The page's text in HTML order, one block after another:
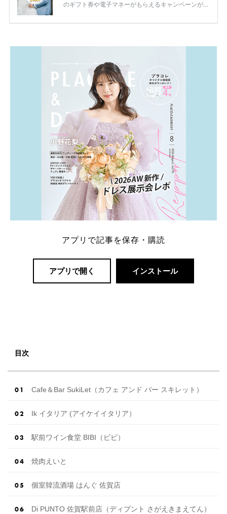
のギフト券や電子マネーがもらえるキャンペーンがあ
ため、比較せずに選ぶと損をしてしまうことも……。
一番お得？」「プラコレの特典は？」といった疑問も
解決します。 まずは診断で候補を絞れる「ウェディ
ング診断」か、体験型 […]続きを読む
アプリで記事を保存・購読
アプリで開く インストール
目次
Cafe＆Bar SukiLet（カフェ アンド バー スキレット）
Ik イタリア (アイケイイタリア）
駅前ワイン食堂 BIBI（ビビ）
焼肉えいと
個室韓流酒場 はんぐ 佐賀店
Di PUNTO 佐賀駅前店（ディプント さがえきまえてん）